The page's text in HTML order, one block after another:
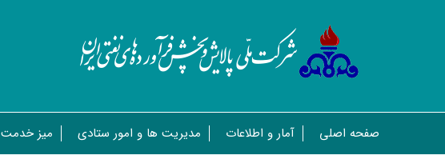
صفحه اصلی آمار و اطلاعات مدیریت ها و امور ستادی میز خدمت